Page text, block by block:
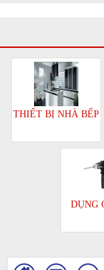
THIẾT BỊ NHÀ BẾP
DỤNG